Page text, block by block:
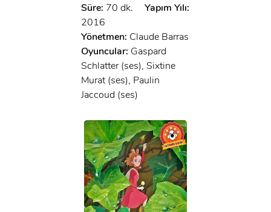
Süre: 70 dk.
Yapım Yılı:
2016
Yönetmen: Claude Barras
Oyuncular: Gaspard
Schlatter (ses), Sixtine
Murat (ses), Paulin
Jaccoud (ses)